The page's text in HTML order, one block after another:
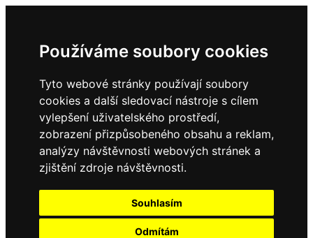
Používáme soubory cookies
Tyto webové stránky používají soubory
cookies a další sledovací nástroje s cílem
vylepšení uživatelského prostředí,
zobrazení přizpůsobeného obsahu a reklam,
analýzy návštěvnosti webových stránek a
zjištění zdroje návštěvnosti.
Souhlasím
Odmítám